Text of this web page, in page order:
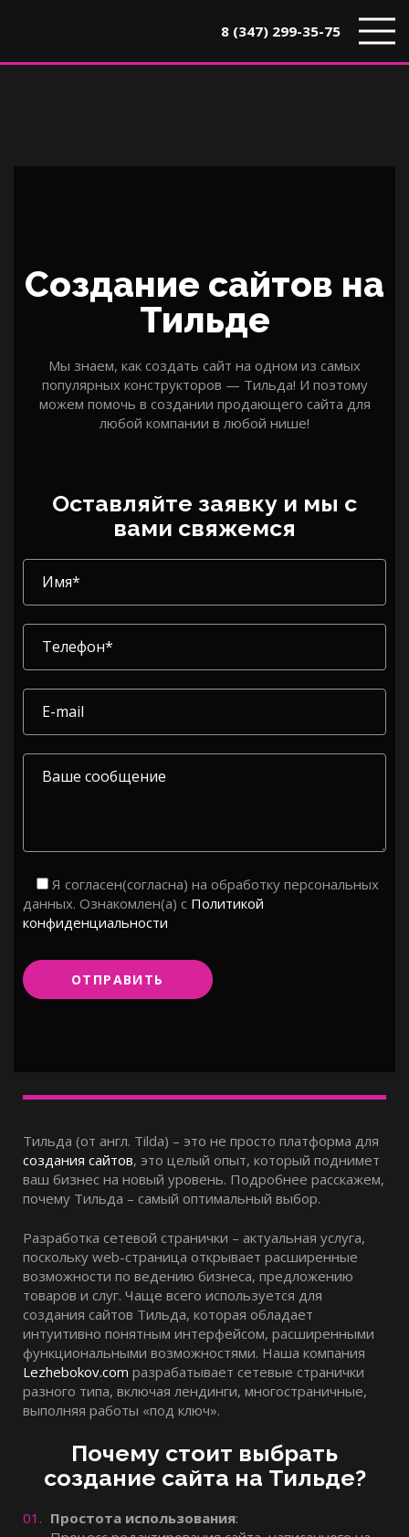
8 (347) 299-35-75
Создание сайтов на
Тильде
Мы знаем, как создать сайт на одном из самых
популярных конструкторов — Тильда! И поэтому
можем помочь в создании продающего сайта для
любой компании в любой нише!
Оставляйте заявку и мы с
вами свяжемся
Я согласен(согласна) на обработку персональных
данных. Ознакомлен(а) с Политикой
конфиденциальности
Тильда (от англ. Tilda) – это не просто платформа для
создания сайтов, это целый опыт, который поднимет
ваш бизнес на новый уровень. Подробнее расскажем,
почему Тильда – самый оптимальный выбор.
Разработка сетевой странички – актуальная услуга,
поскольку web-страница открывает расширенные
возможности по ведению бизнеса, предложению
товаров и слуг. Чаще всего используется для
создания сайтов Тильда, которая обладает
интуитивно понятным интерфейсом, расширенными
функциональными возможностями. Наша компания
Lezhebokov.com разрабатывает сетевые странички
разного типа, включая лендинги, многостраничные,
выполняя работы «под ключ».
Почему стоит выбрать
создание сайта на Тильде?
Простота использования: